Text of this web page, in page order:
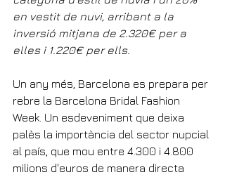
en vestit de nuvi, arribant a la
inversió mitjana de 2.320€ per a
elles i 1.220€ per ells.
Un any més, Barcelona es prepara per
rebre la Barcelona Bridal Fashion
Week. Un esdeveniment que deixa
palès la importància del sector nupcial
al país, que mou entre 4.300 i 4.800
milions d'euros de manera directa